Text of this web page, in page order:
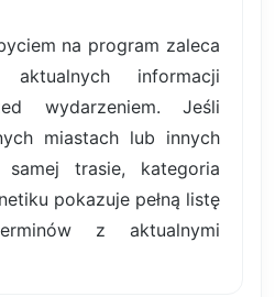
na program zaleca
informacji
wydarzeniem. Jeśli
miastach lub innych
trasie, kategoria
pokazuje pełną listę
z aktualnymi